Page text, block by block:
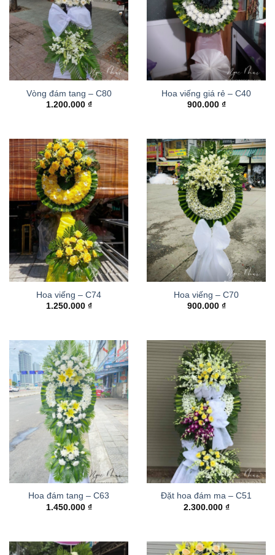
Vòng đám tang – C80
1.200.000 ₫
Hoa viếng giá rẻ – C40
900.000 ₫
Hoa viếng – C74
1.250.000 ₫
Hoa viếng – C70
900.000 ₫
Hoa đám tang – C63
1.450.000 ₫
Đặt hoa đám ma – C51
2.300.000 ₫